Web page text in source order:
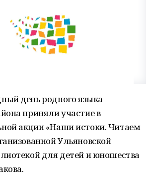
день родного языка
приняли участие в
акции «Наши истоки. Читаем
Ульяновской
для детей и юношества